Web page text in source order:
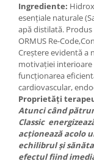
Ingrediente:
esențiale naturale
apă distilată.
ORMUS Re-
Creștere evidentă a
motivației interioare
funcționarea
cardiovascular,
Proprietăți
Atunci când
Classic
acționează acolo
echilibrul și
efectul fiind